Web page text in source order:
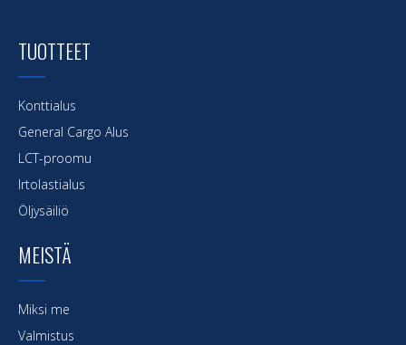
TUOTTEET
Konttialus
General Cargo Alus
LCT-proomu
Irtolastialus
Öljysäiliö
MEISTÄ
Miksi me
Valmistus